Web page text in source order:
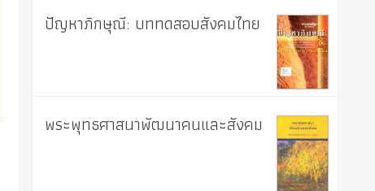
ปัญหาภิกษุณี: บททดสอบสังคมไทย
พระพุทธศาสนาพัฒนาคนและสังคม